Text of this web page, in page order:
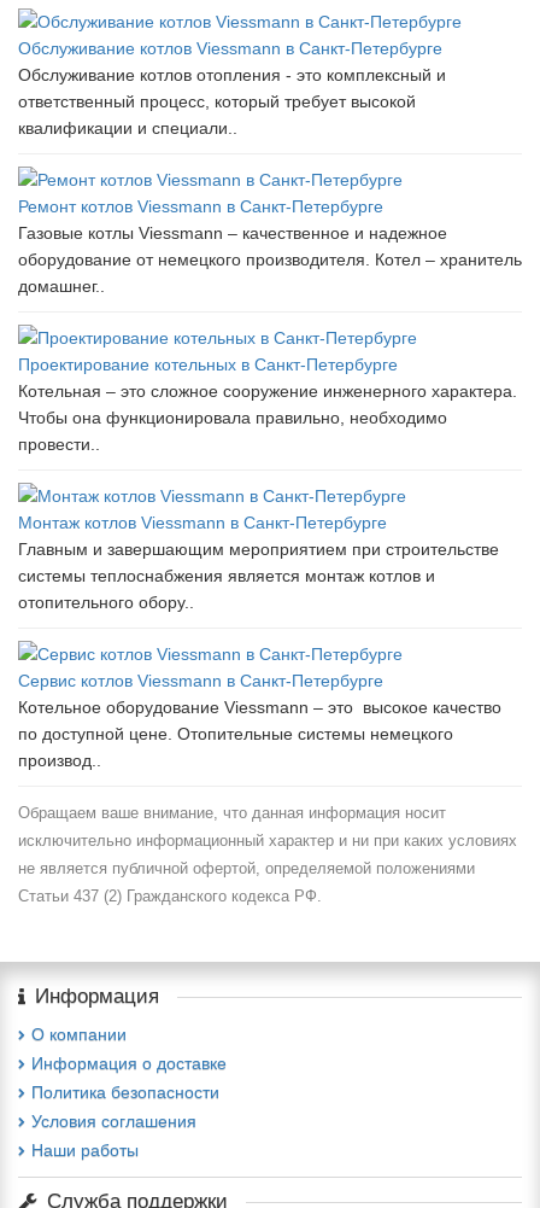
Обслуживание котлов Viessmann в Санкт-Петербурге
Обслуживание котлов отопления - это комплексный и
ответственный процесс, который требует высокой
квалификации и специали..
Ремонт котлов Viessmann в Санкт-Петербурге
Газовые котлы Viessmann – качественное и надежное
оборудование от немецкого производителя. Котел – хранитель
домашнег..
Проектирование котельных в Санкт-Петербурге
Котельная – это сложное сооружение инженерного характера.
Чтобы она функционировала правильно, необходимо
провести..
Монтаж котлов Viessmann в Санкт-Петербурге
Главным и завершающим мероприятием при строительстве
системы теплоснабжения является монтаж котлов и
отопительного обору..
Сервис котлов Viessmann в Санкт-Петербурге
Котельное оборудование Viessmann – это высокое качество
по доступной цене. Отопительные системы немецкого
производ..
Обращаем ваше внимание, что данная информация носит
исключительно информационный характер и ни при каких условиях
не является публичной офертой, определяемой положениями
Статьи 437 (2) Гражданского кодекса РФ.
Информация
О компании
Информация о доставке
Политика безопасности
Условия соглашения
Наши работы
Служба поддержки